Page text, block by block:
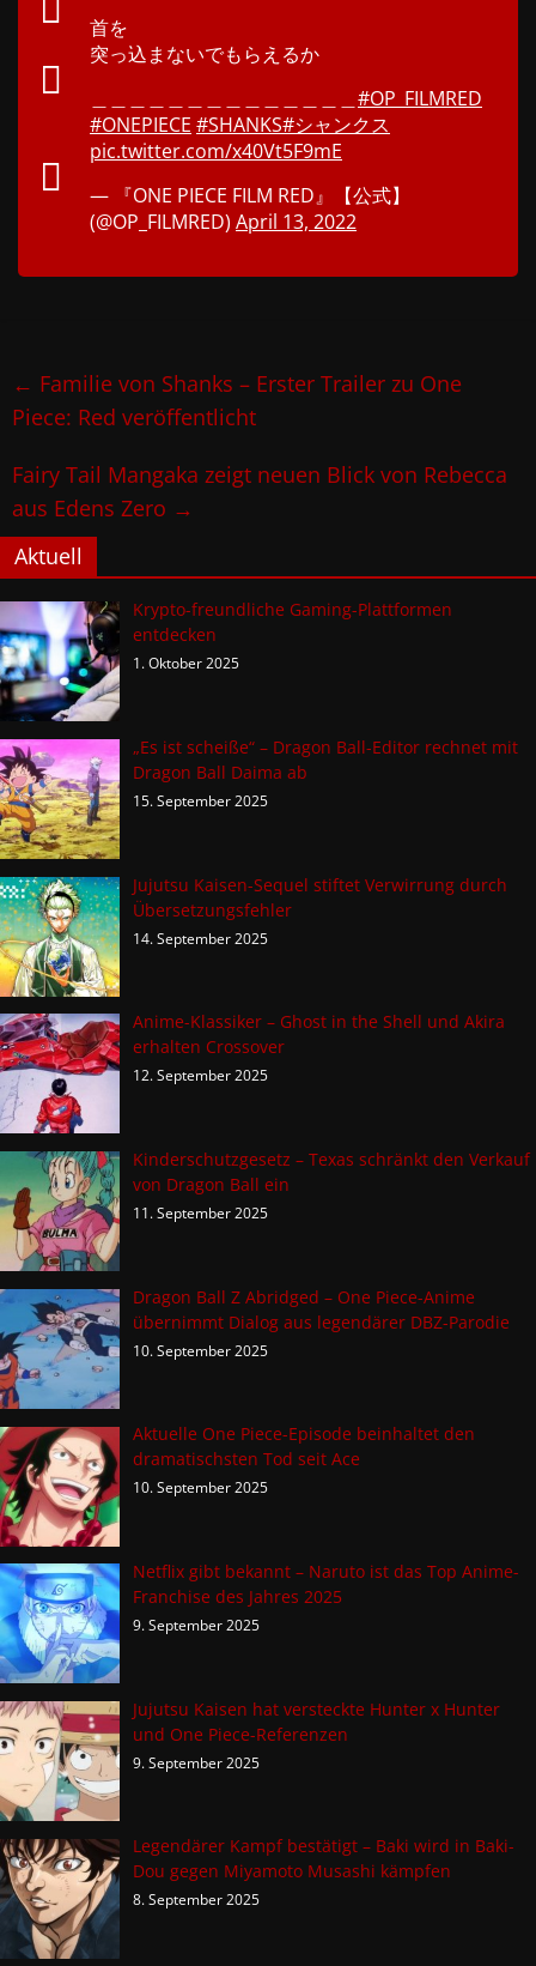
首を
突っ込まないでもらえるか
#OP_FILMRED
#ONEPIECE #SHANKS#シャンクス
pic.twitter.com/x40Vt5F9mE
— 『ONE PIECE FILM RED』【公式】
(@OP_FILMRED) April 13, 2022
← Familie von Shanks – Erster Trailer zu One
Piece: Red veröffentlicht
Fairy Tail Mangaka zeigt neuen Blick von Rebecca
aus Edens Zero →
Aktuell
Krypto-freundliche Gaming-Plattformen
entdecken
1. Oktober 2025
„Es ist scheiße“ – Dragon Ball-Editor rechnet mit
Dragon Ball Daima ab
15. September 2025
Jujutsu Kaisen-Sequel stiftet Verwirrung durch
Übersetzungsfehler
14. September 2025
Anime-Klassiker – Ghost in the Shell und Akira
erhalten Crossover
12. September 2025
Kinderschutzgesetz – Texas schränkt den Verkauf
von Dragon Ball ein
11. September 2025
Dragon Ball Z Abridged – One Piece-Anime
übernimmt Dialog aus legendärer DBZ-Parodie
10. September 2025
Aktuelle One Piece-Episode beinhaltet den
dramatischsten Tod seit Ace
10. September 2025
Netflix gibt bekannt – Naruto ist das Top Anime-
Franchise des Jahres 2025
9. September 2025
Jujutsu Kaisen hat versteckte Hunter x Hunter
und One Piece-Referenzen
9. September 2025
Legendärer Kampf bestätigt – Baki wird in Baki-
Dou gegen Miyamoto Musashi kämpfen
8. September 2025